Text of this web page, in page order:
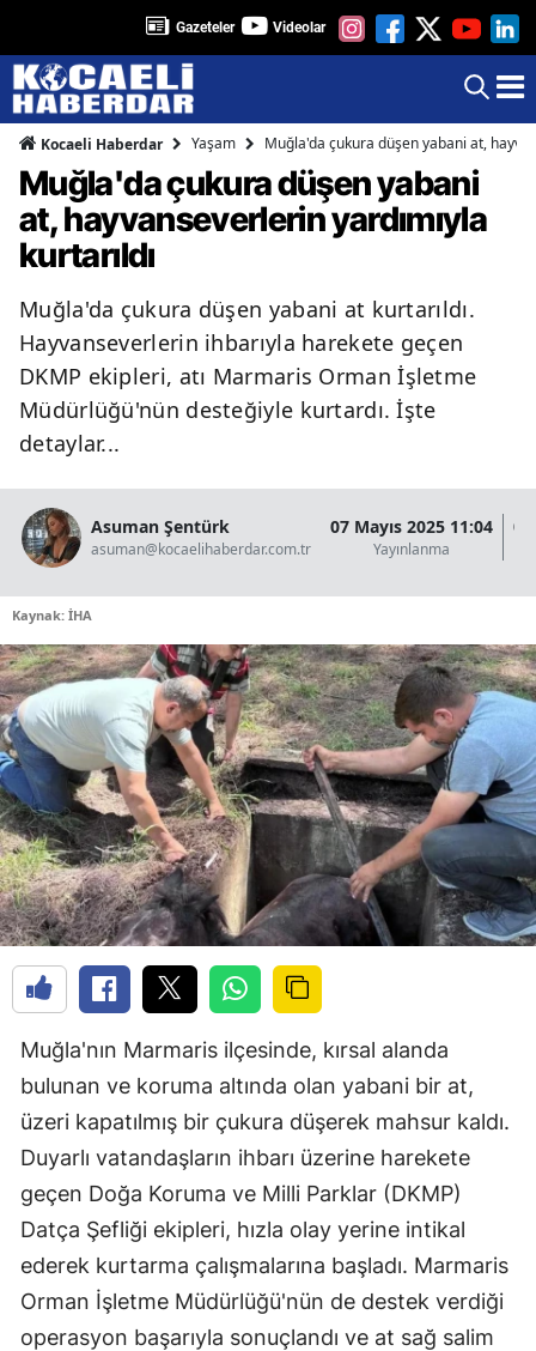
Gazeteler Videolar
Kocaeli Haberdar Yaşam Muğla'da çukura düşen yabani at,
Muğla'da çukura düşen yabani
at, hayvanseverlerin yardımıyla
kurtarıldı
Muğla'da çukura düşen yabani at kurtarıldı.
Hayvanseverlerin ihbarıyla harekete geçen
DKMP ekipleri, atı Marmaris Orman İşletme
Müdürlüğü'nün desteğiyle kurtardı. İşte
detaylar...
Asuman Şentürk
asuman@kocaelihaberdar.com.tr
07 Mayıs 2025 11:04
Yayınlanma
07
Kaynak: İHA
Muğla'nın Marmaris ilçesinde, kırsal alanda
bulunan ve koruma altında olan yabani bir at,
üzeri kapatılmış bir çukura düşerek mahsur kaldı.
Duyarlı vatandaşların ihbarı üzerine harekete
geçen Doğa Koruma ve Milli Parklar (DKMP)
Datça Şefliği ekipleri, hızla olay yerine intikal
ederek kurtarma çalışmalarına başladı. Marmaris
Orman İşletme Müdürlüğü'nün de destek verdiği
operasyon başarıyla sonuçlandı ve at sağ salim